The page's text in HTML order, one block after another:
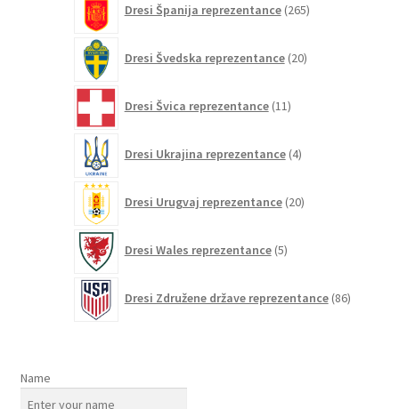
Dresi Španija reprezentance 265izdelkov
Dresi Švedska reprezentance 20izdelkov
Dresi Švica reprezentance 11izdelkov
Dresi Ukrajina reprezentance 4izdelki
Dresi Urugvaj reprezentance 20izdelkov
Dresi Wales reprezentance 5izdelkov
Dresi Združene države reprezentance 86izdelkov
Name